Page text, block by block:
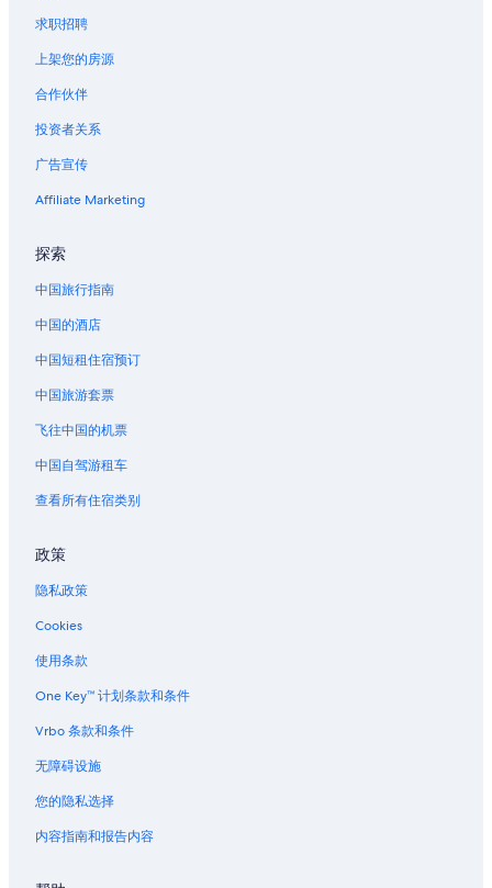
位于法国街区的 5 星级酒店
位于法国街区的经济型酒店
法国街区的酒店
位于哈维的娱乐场酒店
贝勒夏斯的酒店
位于马里尼近郊的历史风格酒店
韦斯特维戈的私人度假屋
位于新奥尔良的 4 星级酒店
位于新奥尔良的 5 星级酒店
新奥尔良的农业旅游旅馆
新奥尔良的公寓
新奥尔良的民宿
新奥尔良的城堡
新奥尔良的村舍
新奥尔良的家庭旅馆
位于新奥尔良的沙滩酒店
位于新奥尔良的商务酒店
位于新奥尔良的娱乐场酒店
位于新奥尔良的经济型酒店
位于新奥尔良的家庭式酒店
位于新奥尔良的豪华酒店
位于新奥尔良的水上乐园酒店
新奥尔良的酒店
求职招聘
上架您的房源
合作伙伴
投资者关系
广告宣传
Affiliate Marketing
探索
中国旅行指南
中国的酒店
中国短租住宿预订
中国旅游套票
飞往中国的机票
中国自驾游租车
查看所有住宿类别
政策
隐私政策
Cookies
使用条款
One Key™ 计划条款和条件
Vrbo 条款和条件
无障碍设施
您的隐私选择
内容指南和报告内容